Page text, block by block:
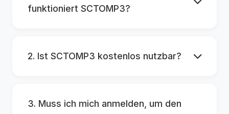
funktioniert SCTOMP3?
2. Ist SCTOMP3 kostenlos nutzbar?
3. Muss ich mich anmelden, um den